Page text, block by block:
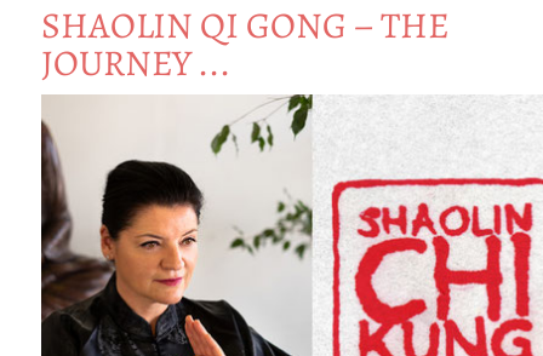
SHAOLIN QI GONG – THE
JOURNEY ...